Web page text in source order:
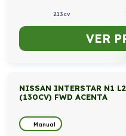
213cv
VER
NISSAN INTERSTAR N1
(130CV) FWD ACENTA
Manual